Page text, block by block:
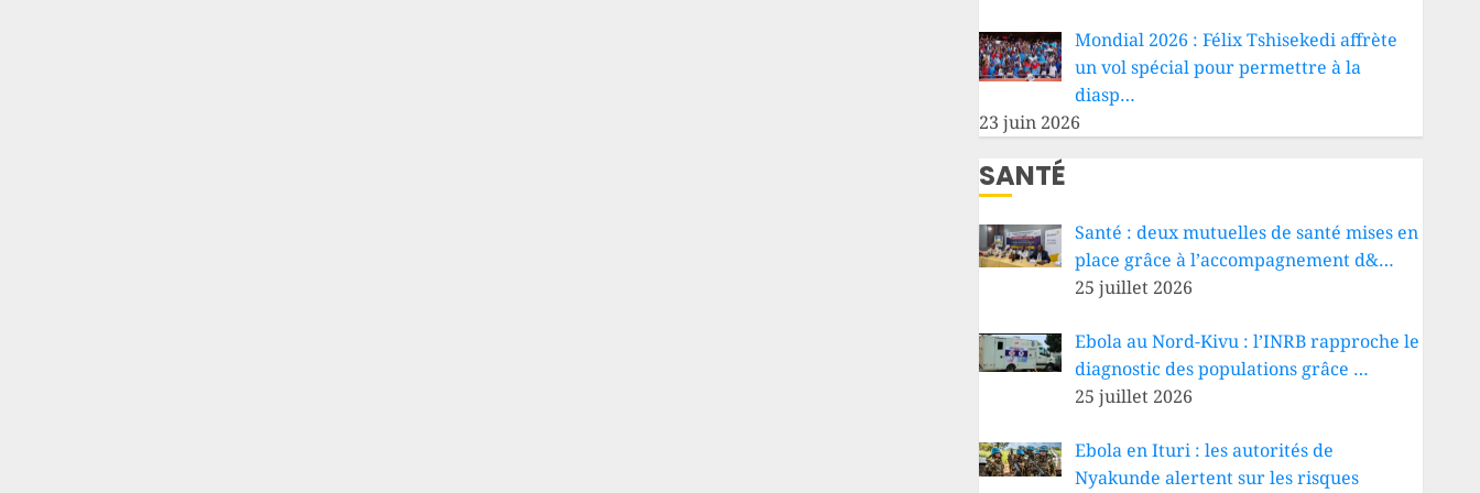
Mondial 2026 : Félix Tshisekedi affrète
un vol spécial pour permettre à la
diasp…
23 juin 2026
SANTÉ
Santé : deux mutuelles de santé mises en
place grâce à l’accompagnement d&…
25 juillet 2026
Ebola au Nord-Kivu : l’INRB rapproche le
diagnostic des populations grâce …
25 juillet 2026
Ebola en Ituri : les autorités de
Nyakunde alertent sur les risques